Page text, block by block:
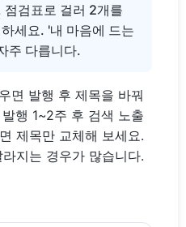
검표로 걸러 2개를
세요. '내 마음에 드는
주 다릅니다.
면 발행 후 제목을 바꿔
행 1~2주 후 검색 노출
제목만 교체해 보세요.
지는 경우가 많습니다.